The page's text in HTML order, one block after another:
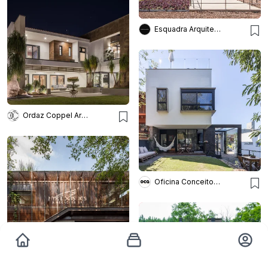
Esquadra Arquitetos
Ordaz Coppel Arquitectos
Oficina Conceito Arquitetura